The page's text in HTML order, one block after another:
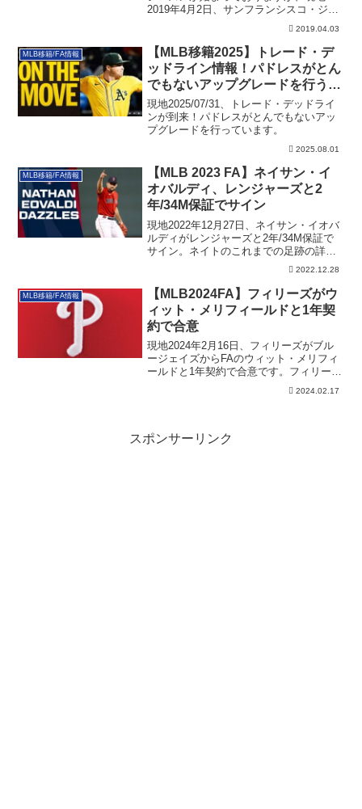
2019年4月2日、サンフランシスコ・ジャ
2019.04.03
MLB移籍/FA情報
【MLB移籍2025】トレード・デ
ッドライン情報！パドレスがとん
でもないアップグレードを行う！
（追記あり）
現地2025/07/31、トレード・デッドライ
ンが到来！パドレスがとんでもないアッ
プグレードを行っています。
2025.08.01
MLB移籍/FA情報
【MLB 2023 FA】ネイサン・イ
オバルディ、レンジャーズと2
年/34M保証でサイン
現地2022年12月27日、ネイサン・イオバ
ルディがレンジャーズと2年/34M保証で
サイン。ネイトのこれまでの足跡の詳細
2022.12.28
MLB移籍/FA情報
【MLB2024FA】フィリーズがウ
ィット・メリフィールドと1年契
約で合意
現地2024年2月16日、フィリーズがブル
ージェイズからFAのウィット・メリフィ
ールドと1年契約で合意です。フィリーズ
は強力な武器を手に入れました 2024.02.17
スポンサーリンク